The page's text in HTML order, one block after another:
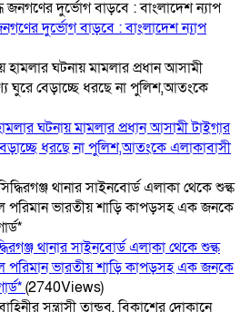
দুর্ভোগ বাড়বে : বাংলাদেশ ন্যাপ
ঘটনায় মামলার প্রধান আসামী টাইগার
ধরছে না পুলিশ,আতংকে এলাকাবাসী
থানার সাইনবোর্ড এলাকা থেকে শুল্ক
পরিমান ভারতীয় শাড়ি কাপড়সহ এক জনকে
(2740Views)